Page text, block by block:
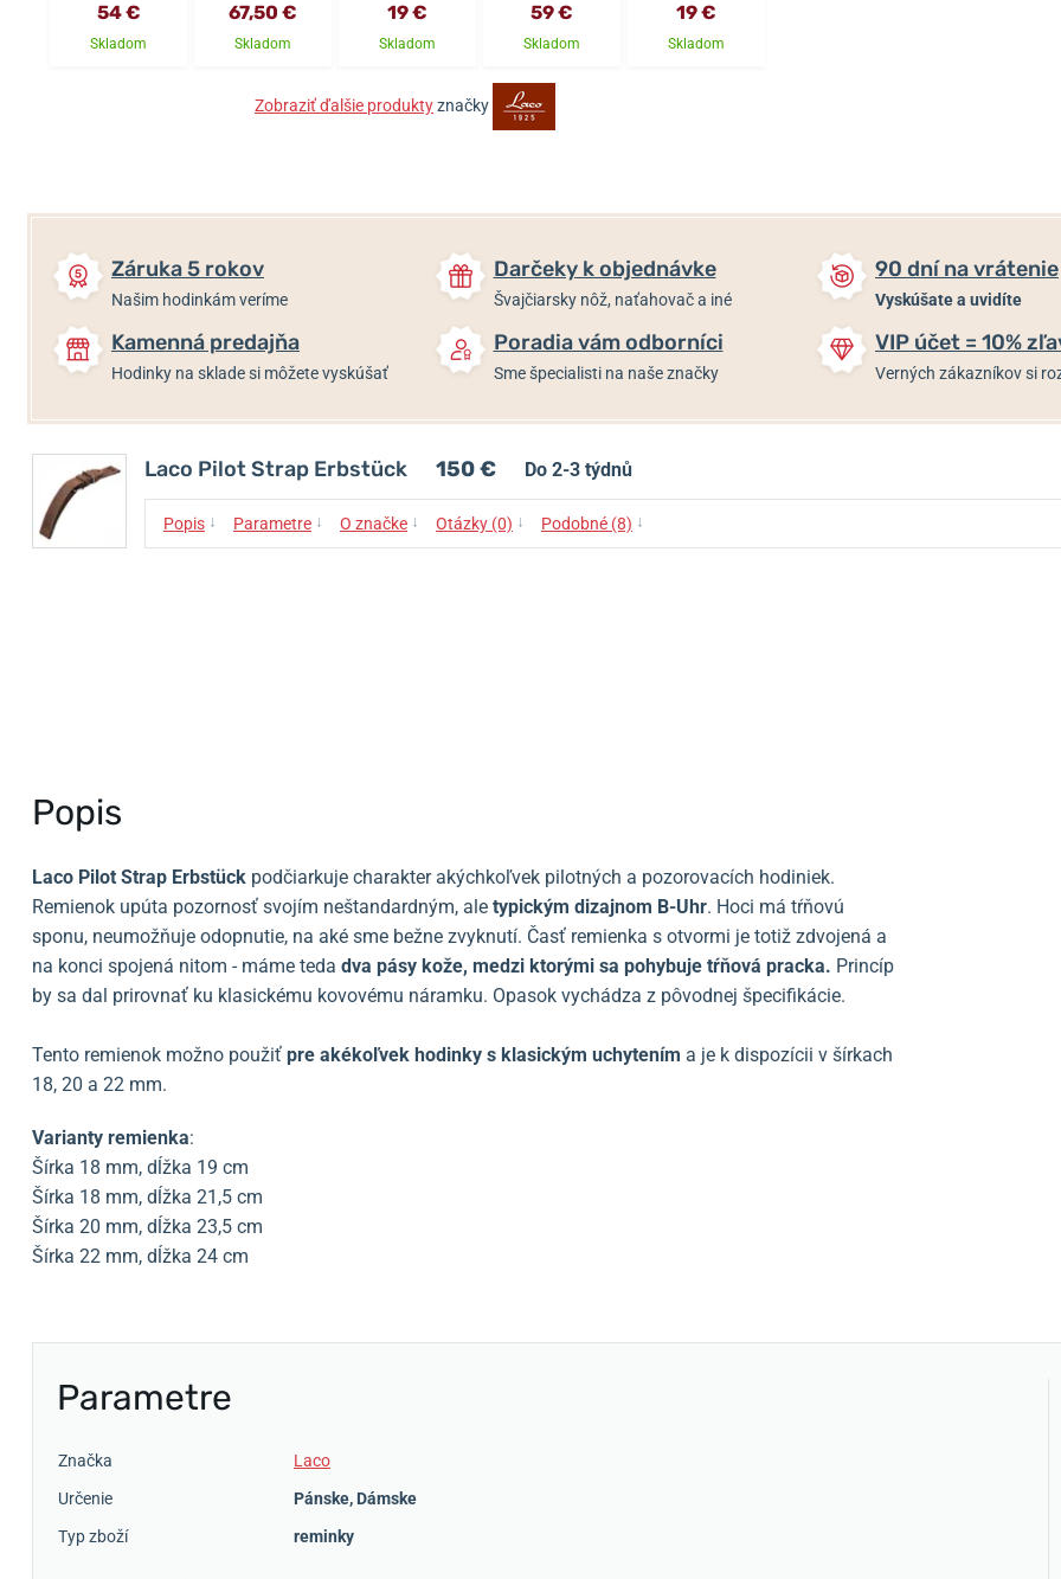
54 €
Skladom
67,50 €
Skladom
19 €
Skladom
59 €
Skladom
19 €
Skladom
Zobraziť ďalšie produktyznačky
Záruka 5 rokov
Našim hodinkám veríme
Darčeky k objednávke
Švajčiarsky nôž, naťahovač a iné
90 dní na vrátenie
Vyskúšate a uvidíte
Kamenná predajňa
Hodinky na sklade si môžete vyskúšať
Poradia vám odborníci
Sme špecialisti na naše značky
VIP účet = 10%
Verných zákazníkov si
Laco Pilot Strap Erbstück 150 € Do 2-3 týdnů
Popis ↓ Parametre ↓ O značke ↓ Otázky (0) ↓ Podobné (8) ↓
Popis
Laco Pilot Strap Erbstück podčiarkuje charakter akýchkoľvek pilotných a pozorovacích hodiniek.
Remienok upúta pozornosť svojím neštandardným, ale typickým dizajnom B-Uhr. Hoci má tŕňovú
sponu, neumožňuje odopnutie, na aké sme bežne zvyknutí. Časť remienka s otvormi je totiž zdvojená a
na konci spojená nitom - máme teda dva pásy kože, medzi ktorými sa pohybuje tŕňová pracka. Princíp
by sa dal prirovnať ku klasickému kovovému náramku. Opasok vychádza z pôvodnej špecifikácie.
Tento remienok možno použiť pre akékoľvek hodinky s klasickým uchytením a je k dispozícii v šírkach
18, 20 a 22 mm.
Varianty remienka:
Šírka 18 mm, dĺžka 19 cm
Šírka 18 mm, dĺžka 21,5 cm
Šírka 20 mm, dĺžka 23,5 cm
Šírka 22 mm, dĺžka 24 cm
Parametre
Značka
Laco
Určenie
Pánske, Dámske
Typ zboží
reminky